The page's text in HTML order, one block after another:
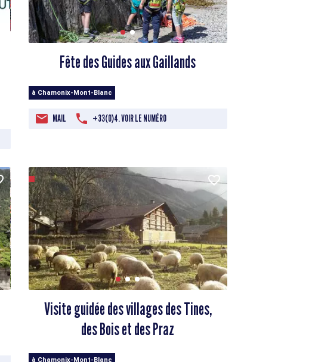
Fête des Guides aux Gaillands
à Chamonix-Mont-Blanc
MAIL +33(0)4. VOIR LE NUMÉRO
Visite guidée des villages des Tines,
des Bois et des Praz
à Chamonix-Mont-Blanc